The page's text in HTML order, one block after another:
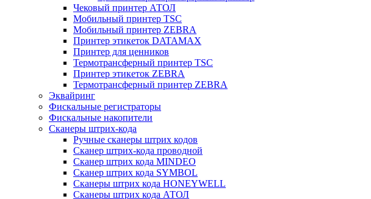
Чековый принтер АТОЛ
Мобильный принтер TSC
Мобильный принтер ZEBRA
Принтер этикеток DATAMAX
Принтер для ценников
Термотрансферный принтер TSC
Принтер этикеток ZEBRA
Термотрансферный принтер ZEBRA
Эквайринг
Фискальные регистраторы
Фискальные накопители
Сканеры штрих-кода
Ручные сканеры штрих кодов
Сканер штрих-кода проводной
Сканер штрих кода MINDEO
Сканер штрих кода SYMBOL
Сканеры штрих кода HONEYWELL
Сканеры штрих кода АТОЛ